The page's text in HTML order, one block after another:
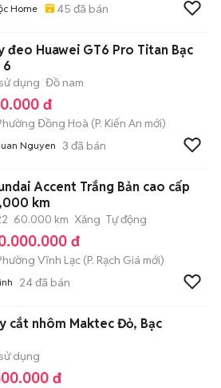
Home 45 đã bán
đeo Huawei GT6 Pro Titan Bạc
6
dụng Đồ nam
đ
Đồng Hoà (P. Kiến An mới)
Nguyen 3 đã bán
Accent Trắng Bản cao cấp
km
60.000 km Xăng Tự động
đ
Vĩnh Lạc (P. Rạch Giá mới)
24đã bán
cắt nhôm Maktec Đỏ, Bạc
dụng
đ